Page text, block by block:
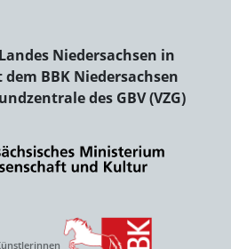
Niedersachsen in
BBK Niedersachsen
des GBV (VZG)